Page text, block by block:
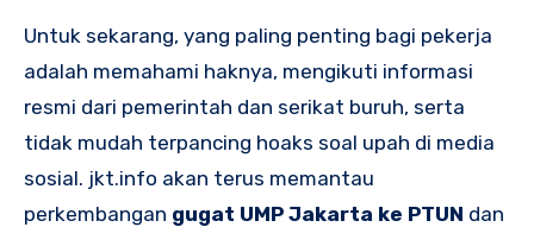
Untuk sekarang, yang paling penting bagi pekerja
adalah memahami haknya, mengikuti informasi
resmi dari pemerintah dan serikat buruh, serta
tidak mudah terpancing hoaks soal upah di media
sosial. jkt.info akan terus memantau
perkembangan gugat UMP Jakarta ke PTUN dan